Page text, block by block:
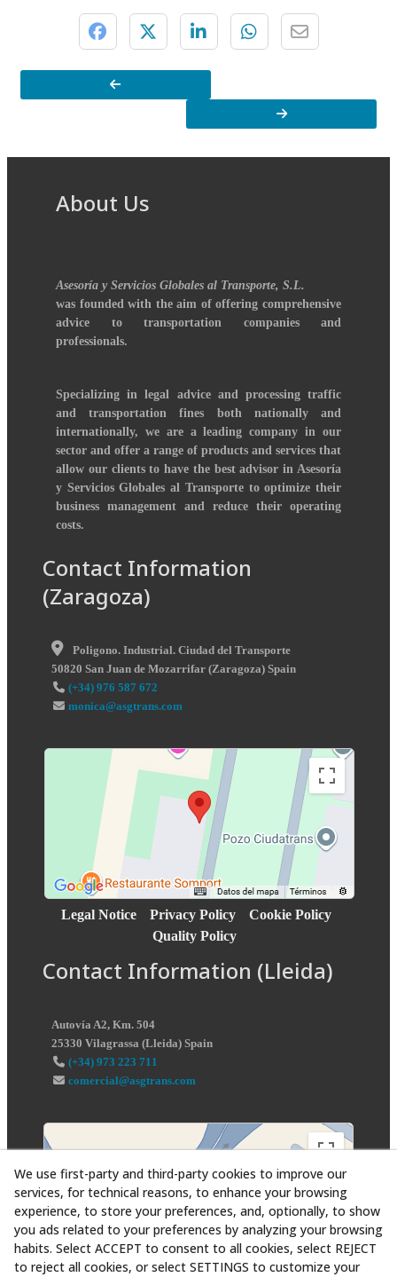
About Us
Asesoría y Servicios Globales al Transporte, S.L.
was founded with the aim of offering comprehensive
advice to transportation companies and
professionals.
Specializing in legal advice and processing traffic
and transportation fines both nationally and
internationally, we are a leading company in our
sector and offer a range of products and services that
allow our clients to have the best advisor in Asesoría
y Servicios Globales al Transporte to optimize their
business management and reduce their operating
costs.
Contact Information
(Zaragoza)
Poligono. Industrial. Ciudad del Transporte
50820 San Juan de Mozarrifar (Zaragoza) Spain
(+34) 976 587 672
monica@asgtrans.com
Legal Notice Privacy Policy
Cookie Policy
Quality Policy
Contact Information (Lleida)
Autovía A2, Km. 504
25330 Vilagrassa (Lleida) Spain
(+34) 973 223 711
comercial@asgtrans.com
We use first-party and third-party cookies to improve our
services, for technical reasons, to enhance your browsing
experience, to store your preferences, and, optionally, to show
you ads related to your preferences by analyzing your browsing
habits. Select ACCEPT to consent to all cookies, select REJECT
to reject all cookies, or select SETTINGS to customize your